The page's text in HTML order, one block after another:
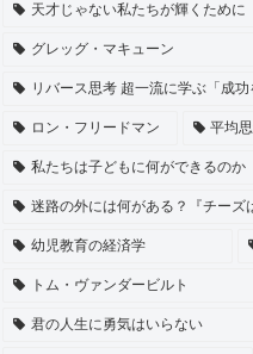
天才じゃない私たちが輝くために
グレッグ・マキューン
リバース思考 超一流に学ぶ「成
ロン・フリードマン 平均
私たちは子どもに何ができるのか
迷路の外には何がある？『チー
幼児教育の経済学
トム・ヴァンダービルト
君の人生に勇気はいらない